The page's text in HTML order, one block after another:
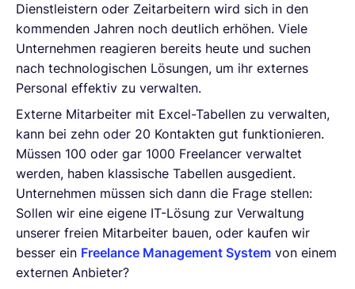
Dienstleistern oder Zeitarbeitern wird sich in den
kommenden Jahren noch deutlich erhöhen. Viele
Unternehmen reagieren bereits heute und suchen
nach technologischen Lösungen, um ihr externes
Personal effektiv zu verwalten.
Externe Mitarbeiter mit Excel-Tabellen zu verwalten,
kann bei zehn oder 20 Kontakten gut funktionieren.
Müssen 100 oder gar 1000 Freelancer verwaltet
werden, haben klassische Tabellen ausgedient.
Unternehmen müssen sich dann die Frage stellen:
Sollen wir eine eigene IT-Lösung zur Verwaltung
unserer freien Mitarbeiter bauen, oder kaufen wir
besser ein Freelance Management System von einem
externen Anbieter?